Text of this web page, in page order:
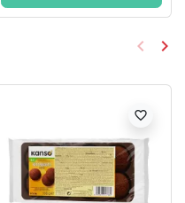
keyboard_arrow_left keyboard_arrow_right
favorite_border